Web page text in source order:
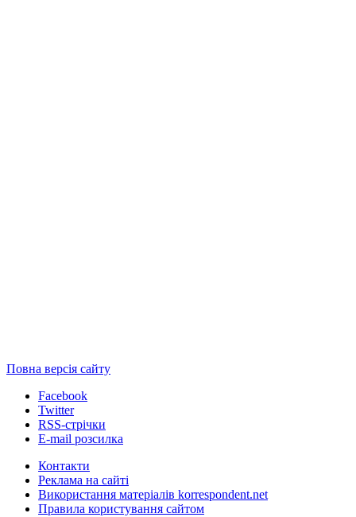
Повна версія сайту
Facebook
Twitter
RSS-стрічки
E-mail розсилка
Контакти
Реклама на сайті
Використання матеріалів korrespondent.net
Правила користування сайтом